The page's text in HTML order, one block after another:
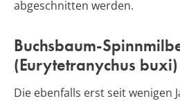
abgeschnitten werden.
Buchsbaum-
(Eurytetranychus buxi)
Die ebenfalls erst seit wenigen